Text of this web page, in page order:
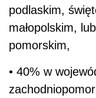
podlaskim,
małopolskim,
pomorskim,
• 40% w